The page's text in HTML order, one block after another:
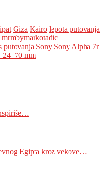
Giza Kairo lepota putovanja
mrmbymarkotadic
putovanja Sony Sony Alpha 7r
24–70 mm
Egipta kroz vekove…